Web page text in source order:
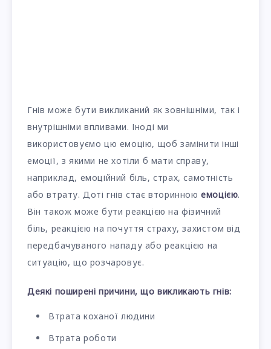
Гнів може бути викликаний як зовнішніми, так і
внутрішніми впливами. Іноді ми
використовуємо цю емоцію, щоб замінити інші
емоції, з якими не хотіли б мати справу,
наприклад, емоційний біль, страх, самотність
або втрату. Доті гнів стає вторинною емоцією.
Він також може бути реакцією на фізичний
біль, реакцією на почуття страху, захистом від
передбачуваного нападу або реакцією на
ситуацію, що розчаровує.
Деякі поширені причини, що викликають гнів:
Втрата коханої людини
Втрата роботи